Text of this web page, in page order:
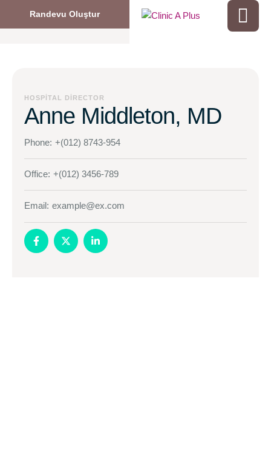
Randevu Oluştur
HOSPITAL DIRECTOR
Anne Middleton, MD
Phone: +(012) 8743-954
Office: +(012) 3456-789
Email: example@ex.com